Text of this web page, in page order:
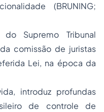
(BRUNING;
do Supremo Tribunal
comissão de juristas
Lei, na época da
introduz profundas
de controle de